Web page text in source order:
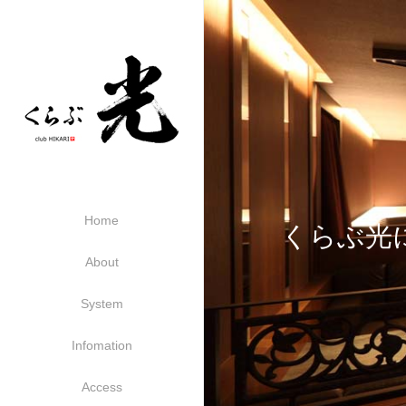
Home
About
System
Infomation
Access
くらぶ光